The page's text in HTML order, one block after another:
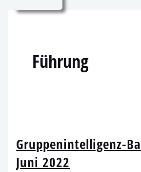
Führung
Gruppenintelligenz-
Juni 2022